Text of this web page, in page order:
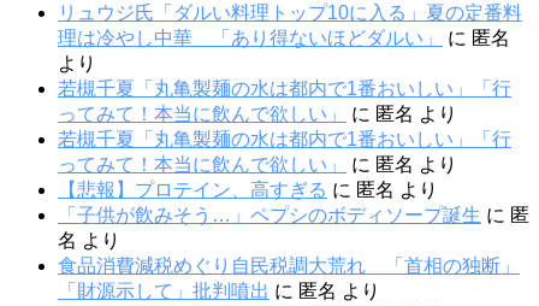
リュウジ氏「ダルい料理トップ10に入る」夏の定番料
理は冷やし中華 「あり得ないほどダルい」
に 匿名
より
若槻千夏「丸亀製麺の水は都内で1番おいしい」「行
ってみて！本当に飲んで欲しい」
に 匿名 より
若槻千夏「丸亀製麺の水は都内で1番おいしい」「行
ってみて！本当に飲んで欲しい」
に 匿名 より
【悲報】プロテイン、高すぎる に 匿名 より
「子供が飲みそう…」ペプシのボディソープ誕生 に 匿
名 より
食品消費減税めぐり自民税調大荒れ 「首相の独断」
「財源示して」批判噴出 に 匿名 より